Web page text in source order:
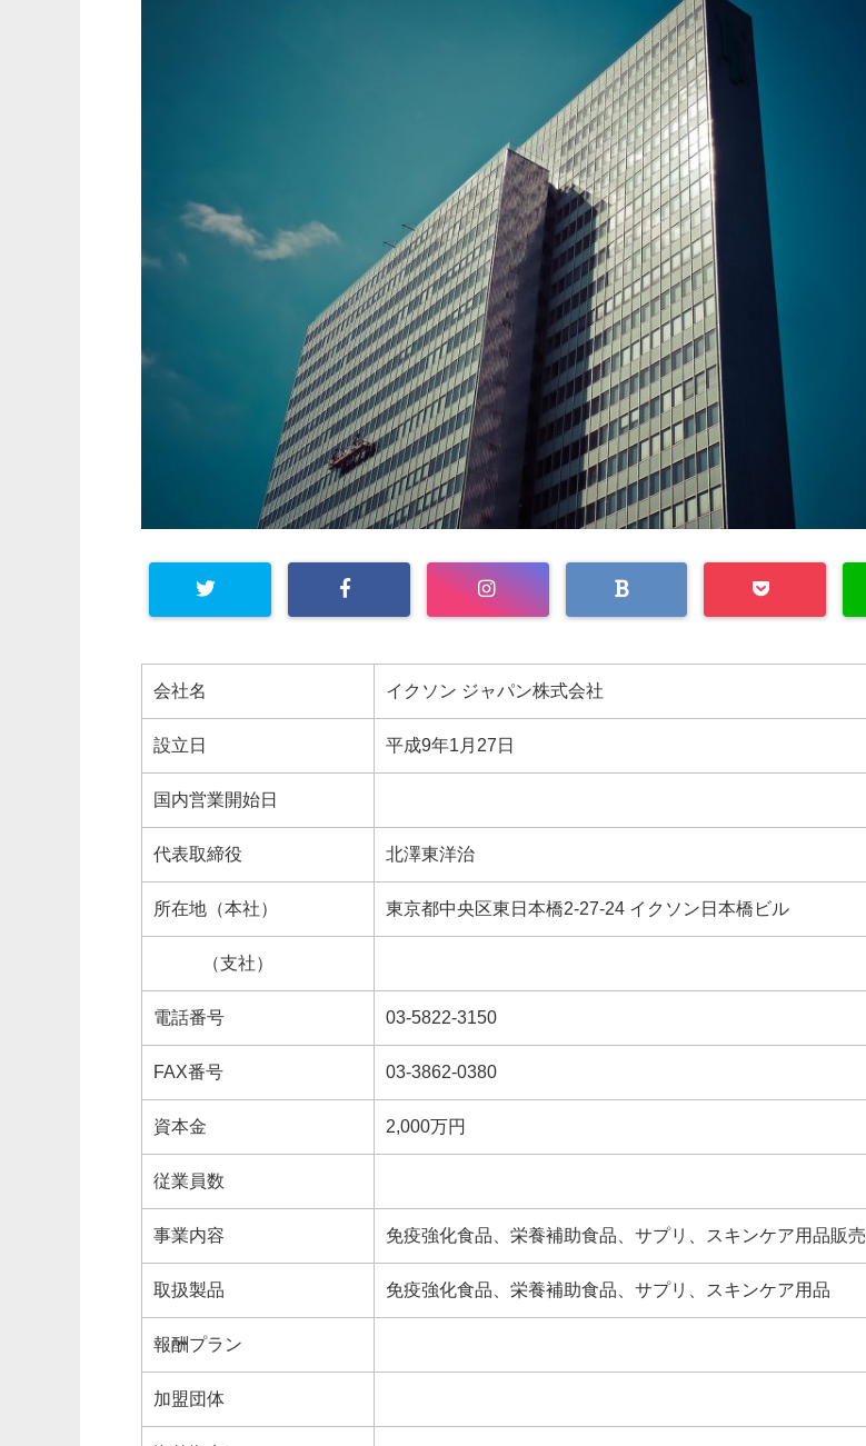
会社名 イクソン ジャパン株式会社
設立日 平成9年1月27日
国内営業開始日
代表取締役 北澤東洋治
所在地（本社） 東京都中央区東日本橋2-27-24 イクソン日本橋ビル
（支社）
電話番号 03-5822-3150
FAX番号 03-3862-0380
資本金 2,000万円
従業員数
事業内容 免疫強化食品、栄養補助食品、サプリ、スキンケア用品販売
取扱製品 免疫強化食品、栄養補助食品、サプリ、スキンケア用品
報酬プラン
加盟団体